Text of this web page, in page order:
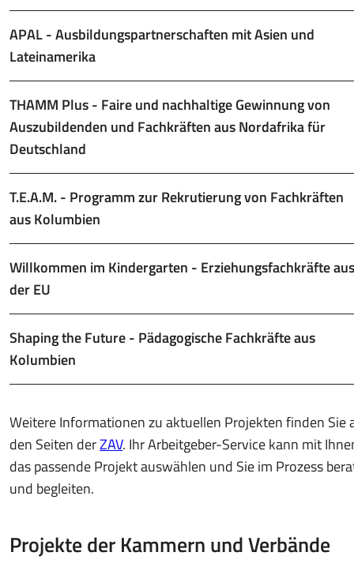
APAL - Ausbildungspartnerschaften mit Asien und
Lateinamerika
THAMM Plus - Faire und nachhaltige Gewinnung von
Auszubildenden und Fachkräften aus Nordafrika für
Deutschland
T.E.A.M. - Programm zur Rekrutierung von Fachkräften
aus Kolumbien
Willkommen im Kindergarten - Erziehungsfachkräfte aus
der EU
Shaping the Future - Pädagogische Fachkräfte aus
Kolumbien
Weitere Informationen zu aktuellen Projekten finden Sie
den Seiten derZAV. Ihr Arbeitgeber-Service kann mit
das passende Projekt auswählen und Sie im Prozess
und begleiten.
Projekte der Kammern und Verbände